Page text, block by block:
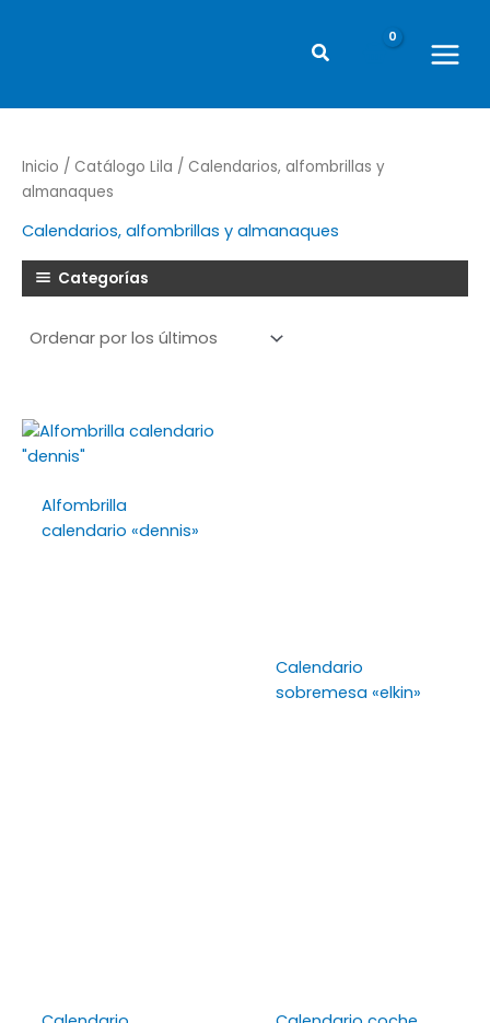
Buscar
Main
Menu
Inicio / Catálogo Lila / Calendarios, alfombrillas y
almanaques
Calendarios, alfombrillas y almanaques
Categorías
Alfombrilla
calendario «dennis»
Calendario
sobremesa «elkin»